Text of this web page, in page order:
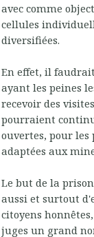
avec comme
cellules
diversifiées.
En effet, il
ayant les peines
recevoir des
pourraient
ouvertes, pour les
adaptées aux
Le but de la
aussi et surtout
citoyens
juges un grand